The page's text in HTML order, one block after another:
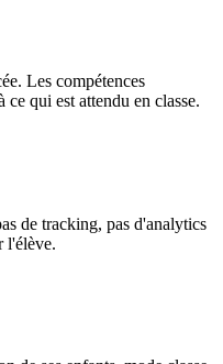
Les compétences
qui est attendu en classe.
de tracking, pas d'analytics
l'élève.